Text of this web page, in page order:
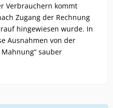
Verbrauchern kommt
Zugang der Rechnung
hingewiesen wurde. In
Ausnahmen von der
sauber